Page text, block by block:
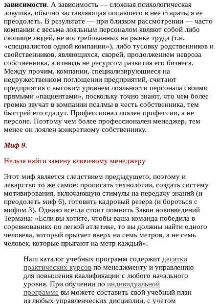
зависимости. А зависимость — сложная психологическая
ловушка, обычно заставляющая попавшего в нее стараться ее
преодолеть. В результате — при близком рассмотрении — часто
компании с весьма лояльным персоналом являют собой либо
скопище людей, не востребованных на рынке труда (т.н.
«специалистов одной компании»), либо тусовку родственников и
свойственников, являющихся, скорей, продолжением невроза
собственника, а отнюдь не ресурсом развития его бизнеса.
Между прочим, компании, специализирующиеся на
недружественном поглощении предприятий, считают
предприятия с высоким уровнем лояльности персонала своими
прямыми «пациентами», поскольку точно знают, что чем более
громко звучат в компании псалмы в честь собственника, тем
быстрей его сдадут. Профессионал лоялен профессии, а не
персоне. Поэтому чем более профессионален менеджер, тем
менее он лоялен конкретному собственнику.
Миф 9.
Нельзя найти замену ключевому менеджеру
Этот миф является следствием предыдущего, поэтому и
лекарство то же самое: прописать технологии, создать систему
мотивирования, включающую стимулы на передачу знаний (и
преодолеть миф 6), готовить кадровый резерв (и бороться с
мифом 3). Однако всегда стоит помнить Закон нововведений
Термана: «Если вы хотите, чтобы ваша команда победила в
соревнованиях по легкой атлетике, то вы должны найти одного
человека, который прыгает вверх на семь метров, а не семь
человек, которые прыгают на метр каждый».
Наш каталог учебных программ содержит десятки
практических курсов по менеджменту и управлению
для повышения квалификации с любого начального
уровня. При обучении по индивидуальной
программе вы можете составить свой учебный план
из любых управленческих дисциплин, с учетом